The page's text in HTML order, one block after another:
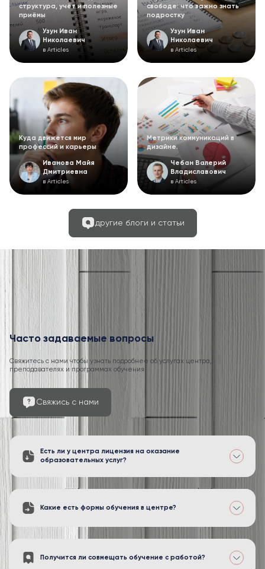
структура, учёт и полезные
приёмы
Узун Иван
Николаевич
в Articles
свободе: что важно знать
подростку
Узун Иван
Николаевич
в Articles
Куда движется мир
профессий и карьеры
Иванова Майя
Дмитриевна
в Articles
Метрики коммуникаций в
дизайне.
Чебан Валерий
Владиславович
в Articles
другие блоги и статьи
Часто задаваемые вопросы
Свяжитесь с нами чтобы узнать подробнее об услугах центра,
преподавателях и программах обучения
Свяжись с нами
Есть ли у центра лицензия на оказание
образовательных услуг?
Какие есть формы обучения в центре?
Получится ли совмещать обучение с работой?